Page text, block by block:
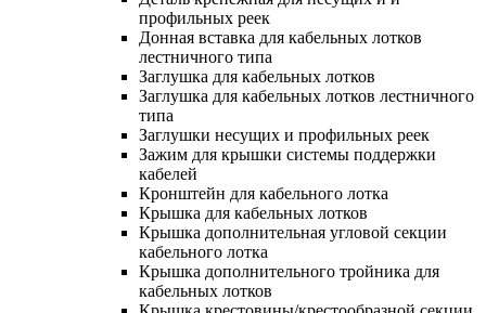
профильных реек
Донная вставка для кабельных лотков
лестничного типа
Заглушка для кабельных лотков
Заглушка для кабельных лотков лестничного
типа
Заглушки несущих и профильных реек
Зажим для крышки системы поддержки
кабелей
Кронштейн для кабельного лотка
Крышка для кабельных лотков
Крышка дополнительная угловой секции
кабельного лотка
Крышка дополнительного тройника для
кабельных лотков